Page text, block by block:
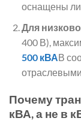
оснащены
Для
400 В),
500 кВАВ
Почему
кВА, а не в